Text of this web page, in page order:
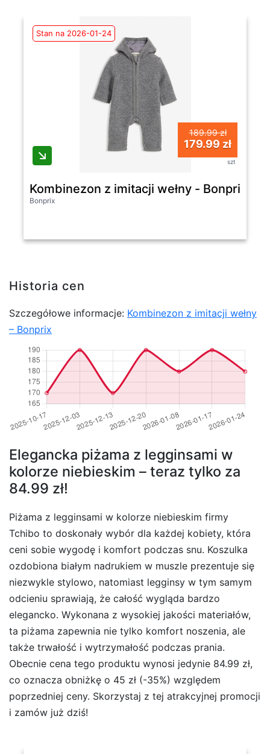
Stan na 2026-01-24
189.99 zł
179.99 zł
szt
Kombinezon z imitacji wełny - Bonprix
Bonprix
Historia cen
Szczegółowe informacje: Kombinezon z imitacji wełny
– Bonprix
Elegancka piżama z legginsami w
kolorze niebieskim – teraz tylko za
84.99 zł!
Piżama z legginsami w kolorze niebieskim firmy
Tchibo to doskonały wybór dla każdej kobiety, która
ceni sobie wygodę i komfort podczas snu. Koszulka
ozdobiona białym nadrukiem w muszle prezentuje się
niezwykle stylowo, natomiast legginsy w tym samym
odcieniu sprawiają, że całość wygląda bardzo
elegancko. Wykonana z wysokiej jakości materiałów,
ta piżama zapewnia nie tylko komfort noszenia, ale
także trwałość i wytrzymałość podczas prania.
Obecnie cena tego produktu wynosi jedynie 84.99 zł,
co oznacza obniżkę o 45 zł (-35%) względem
poprzedniej ceny. Skorzystaj z tej atrakcyjnej promocji
i zamów już dziś!